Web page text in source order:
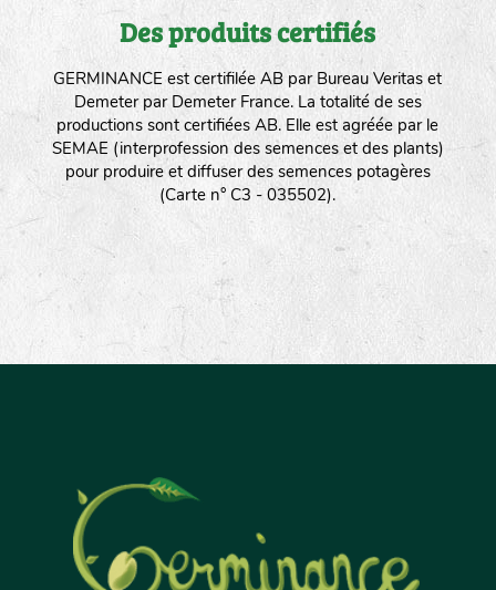
Des produits certifiés
GERMINANCE est certifilée AB par Bureau Veritas et
Demeter par Demeter France. La totalité de ses
productions sont certifiées AB. Elle est agréée par le
SEMAE (interprofession des semences et des plants)
pour produire et diffuser des semences potagères
(Carte n° C3 - 035502).